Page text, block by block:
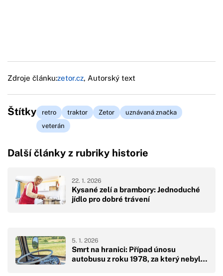
Zdroje článku:zetor.cz, Autorský text
Štítky retro traktor Zetor
uznávaná značka
veterán
Další články z rubriky historie
Kysané zelí a brambory: Jednoduché
jídlo pro dobré trávení
22. 1. 2026
Smrt na hranici: Případ únosu
autobusu z roku 1978, za který nebyl…
5. 1. 2026